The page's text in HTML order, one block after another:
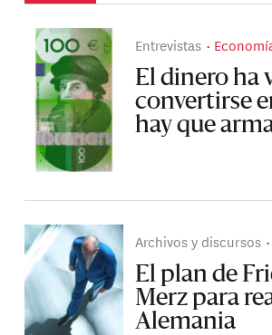
Entrevistas
El dinero ha
convertirse
hay que
Archivos y discursos
El plan de
Merz para
Alemania